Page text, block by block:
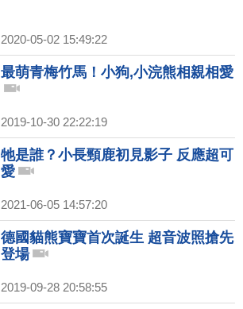
2020-05-02 15:49:22
最萌青梅竹馬！小狗,小浣熊相親相愛
2019-10-30 22:22:19
牠是誰？小長頸鹿初見影子 反應超可
愛
2021-06-05 14:57:20
德國貓熊寶寶首次誕生 超音波照搶先
登場
2019-09-28 20:58:55